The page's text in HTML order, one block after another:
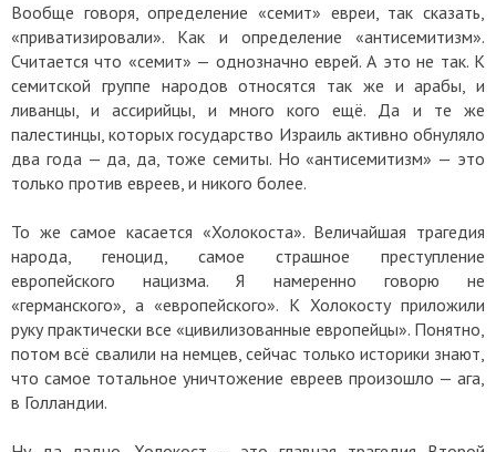
Вообще говоря, определение «семит» евреи, так сказать,
«приватизировали». Как и определение «антисемитизм».
Считается что «семит» — однозначно еврей. А это не так. К
семитской группе народов относятся так же и арабы, и
ливанцы, и ассирийцы, и много кого ещё. Да и те же
палестинцы, которых государство Израиль активно обнуляло
два года — да, да, тоже семиты. Но «антисемитизм» — это
только против евреев, и никого более.
То же самое касается «Холокоста». Величайшая трагедия
народа, геноцид, самое страшное преступление
европейского нацизма. Я намеренно говорю не
«германского», а «европейского». К Холокосту приложили
руку практически все «цивилизованные европейцы». Понятно,
потом всё свалили на немцев, сейчас только историки знают,
что самое тотальное уничтожение евреев произошло — ага,
в Голландии.